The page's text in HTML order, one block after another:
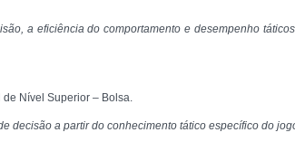
a eficiência do comportamento e desempenho
Nível Superior – Bolsa.
decisão a partir do conhecimento tático específico do